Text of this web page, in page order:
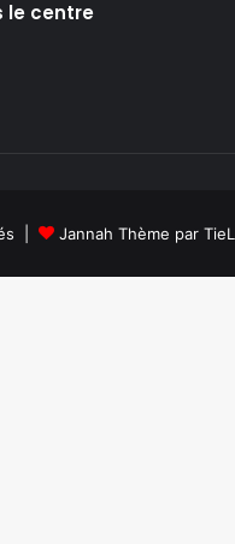
le centre
| Jannah Thème par